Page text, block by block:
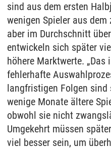
sind aus dem ersten
wenigen Spieler aus
aber im Durchschnitt
entwickeln sich später
höhere Marktwerte.
fehlerhafte
langfristigen Folgen sind
wenige Monate ältere
obwohl sie nicht
Umgekehrt müssen
viel besser sein, um